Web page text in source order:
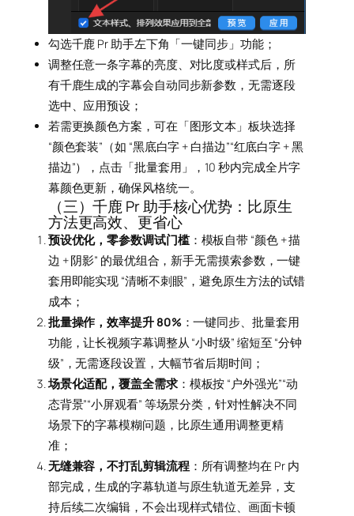
勾选千鹿 Pr 助手左下角「一键同步」功能；
调整任意一条字幕的亮度、对比度或样式后，所
有千鹿生成的字幕会自动同步新参数，无需逐段
选中、应用预设；
若需更换颜色方案，可在「图形文本」板块选择
“颜色套装”（如 “黑底白字 + 白描边”“红底白字 + 黑
描边”），点击「批量套用」，10 秒内完成全片字
幕颜色更新，确保风格统一。
（三）千鹿 Pr 助手核心优势：比原生
方法更高效、更省心
预设优化，零参数调试门槛：模板自带 “颜色 + 描
边 + 阴影” 的最优组合，新手无需摸索参数，一键
套用即能实现 “清晰不刺眼”，避免原生方法的试错
成本；
批量操作，效率提升 80%：一键同步、批量套用
功能，让长视频字幕调整从 “小时级” 缩短至 “分钟
级”，无需逐段设置，大幅节省后期时间；
场景化适配，覆盖全需求：模板按 “户外强光”“动
态背景”“小屏观看” 等场景分类，针对性解决不同
场景下的字幕模糊问题，比原生通用调整更精
准；
无缝兼容，不打乱剪辑流程：所有调整均在 Pr 内
部完成，生成的字幕轨道与原生轨道无差异，支
持后续二次编辑，不会出现样式错位、画面卡顿